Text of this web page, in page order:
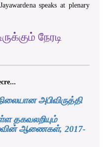
speaks at plenary
நேரடி
அபிவிருத்தி
தகவலறியும்
ஆணைகள், 2017-